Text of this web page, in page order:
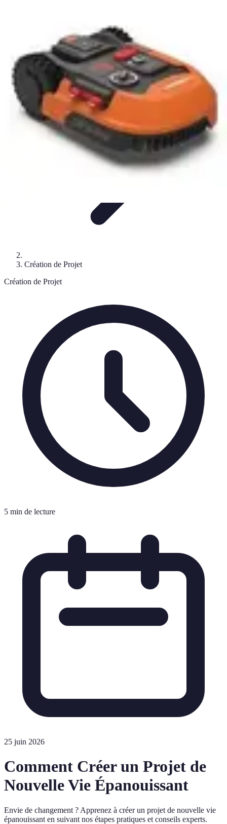
Projets Nouvelle Vie
Création de Projet
Création de Projet
5 min de lecture
25 juin 2026
Comment Créer un Projet de
Nouvelle Vie Épanouissant
Envie de changement ? Apprenez à créer un projet de nouvelle vie
épanouissant en suivant nos étapes pratiques et conseils experts.